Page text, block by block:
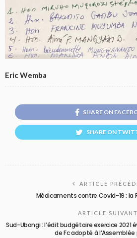
Eric Wemba
SHARE ON
SHARE ON
ARTICLE
Médicaments contre Covid-19 : la
ARTICLE SUIVANT
Sud-Ubangi : l’édit budgétaire exercice 2021
de Fc adopté à